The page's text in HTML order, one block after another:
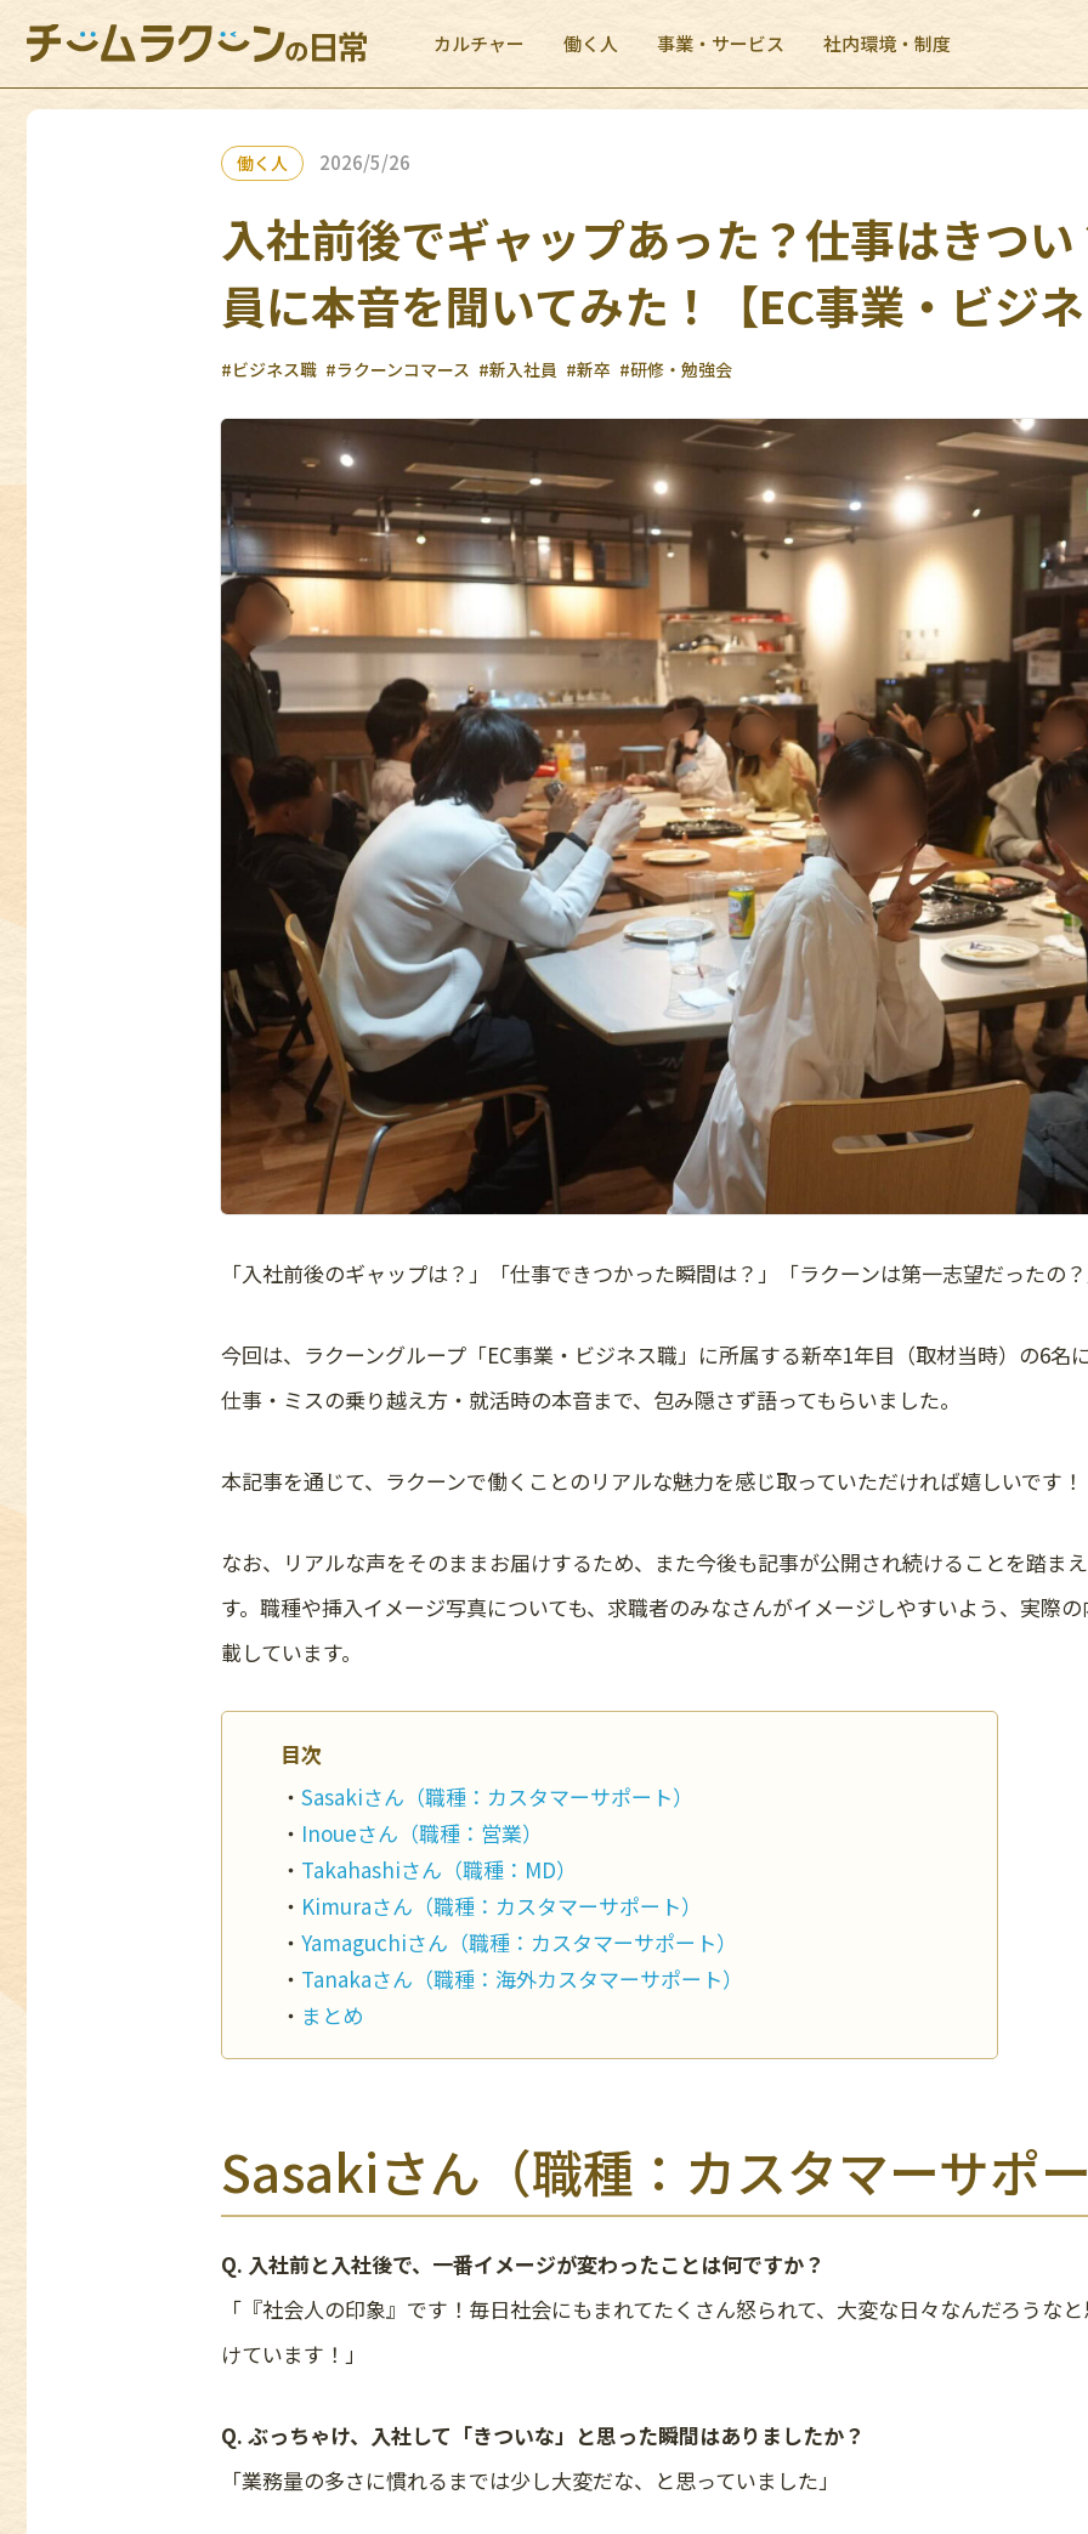
カルチャー 働く人 事業・サービス 社内環境・制度
働く人 2026/5/26
入社前後でギャップあった？仕事はきつ
員に本音を聞いてみた！【EC事業・ビジ
#ビジネス職 #ラクーンコマース #新入社員 #新卒 #研修・勉強会
「入社前後のギャップは？」「仕事できつかった瞬間は？」「ラクーンは第一志望だったの
今回は、ラクーングループ「EC事業・ビジネス職」に所属する新卒1年目（取材当時）の6名
仕事・ミスの乗り越え方・就活時の本音まで、包み隠さず語ってもらいました。
本記事を通じて、ラクーンで働くことのリアルな魅力を感じ取っていただければ嬉しいです！
なお、リアルな声をそのままお届けするため、また今後も記事が公開され続けることを踏ま
す。職種や挿入イメージ写真についても、求職者のみなさんがイメージしやすいよう、実際
載しています。
目次
Sasakiさん（職種：カスタマーサポート）
Inoueさん（職種：営業）
Takahashiさん（職種：MD）
Kimuraさん（職種：カスタマーサポート）
Yamaguchiさん（職種：カスタマーサポート）
Tanakaさん（職種：海外カスタマーサポート）
まとめ
Sasakiさん（職種：カスタマーサポ
Q. 入社前と入社後で、一番イメージが変わったことは何ですか？
「『社会人の印象』です！毎日社会にもまれてたくさん怒られて、大変な日々なんだろうな
けています！」
Q. ぶっちゃけ、入社して「きついな」と思った瞬間はありましたか？
「業務量の多さに慣れるまでは少し大変だな、と思っていました」